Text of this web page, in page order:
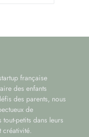
française
des enfants
des parents, nous
de
petits dans leurs
créativité.